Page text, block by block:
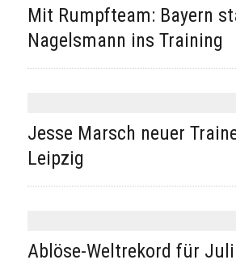
Mit Rumpfteam: Bayern
Nagelsmann ins Training
Jesse Marsch neuer
Leipzig
Ablöse-Weltrekord für